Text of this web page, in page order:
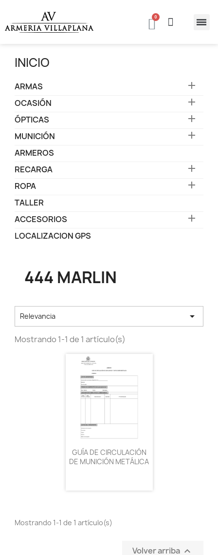
INICIO
ARMAS 
OCASIÓN 
ÓPTICAS 
MUNICIÓN 
ARMEROS
RECARGA

ROPA 
TALLER
ACCESORIOS

LOCALIZACION GPS
444 MARLIN
Relevancia 
Mostrando 1-1 de 1 artículo(s)
GUÍA DE CIRCULACIÓN
DE MUNICIÓN METÁLICA
Mostrando 1-1 de 1 artículo(s)
Volver arriba 